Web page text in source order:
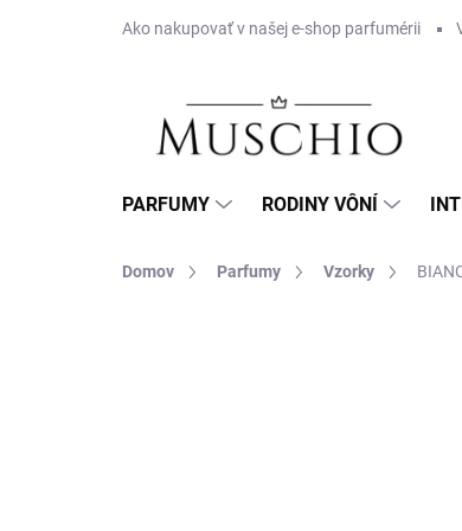
Ako nakupovať v našej e-shop parfumérii
PARFUMY RODINY VÔNÍ
Domov Parfumy Vzorky